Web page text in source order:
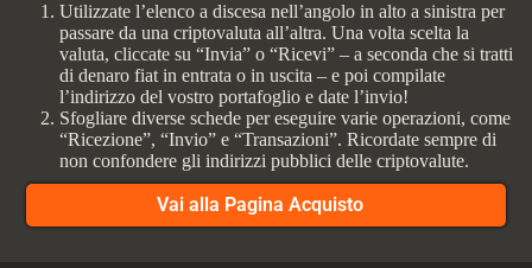
Utilizzate l’elenco a discesa nell’angolo in alto a sinistra per
passare da una criptovaluta all’altra. Una volta scelta la
valuta, cliccate su “Invia” o “Ricevi” – a seconda che si tratti
di denaro fiat in entrata o in uscita – e poi compilate
l’indirizzo del vostro portafoglio e date l’invio!
Sfogliare diverse schede per eseguire varie operazioni, come
“Ricezione”, “Invio” e “Transazioni”. Ricordate sempre di
non confondere gli indirizzi pubblici delle criptovalute.
Vai alla Pagina Acquisto